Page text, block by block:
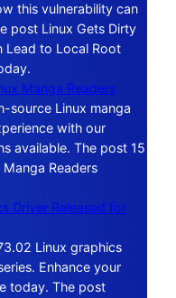
this vulnerability can
post Linux Gets Dirty
Lead to Local Root
Manga Readers
source Linux manga
with our
available. The post 15
Readers
Driver Released for
Linux graphics
Enhance your
today. The post